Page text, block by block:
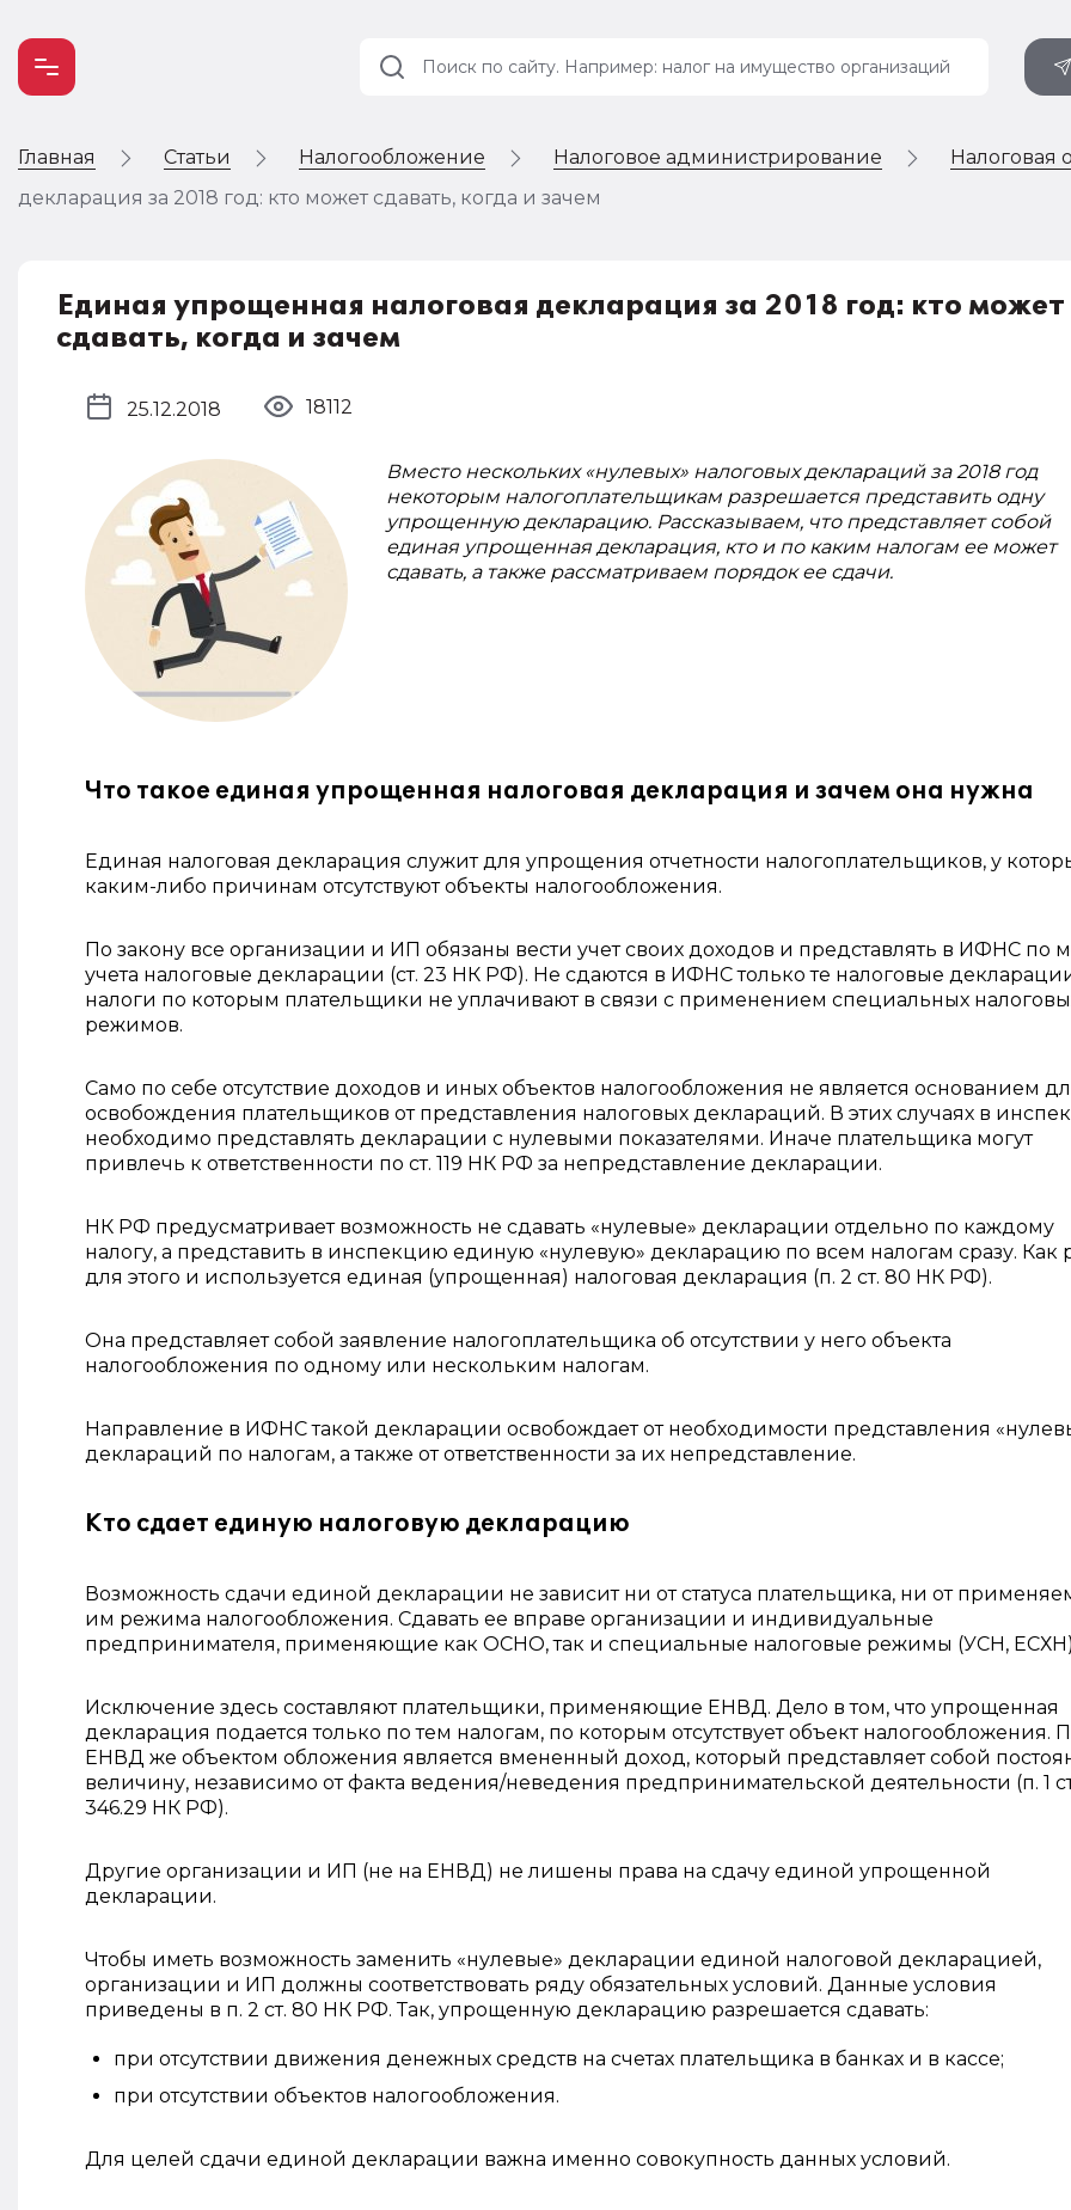
Главная Статьи Налогообложение Налоговое администрирование Налоговая
декларация за 2018 год: кто может сдавать, когда и зачем
Единая упрощенная налоговая декларация за 2018 год: кто может
сдавать, когда и зачем
25.12.2018 18112
Вместо нескольких «нулевых» налоговых деклараций за 2018 год
некоторым налогоплательщикам разрешается представить одну
упрощенную декларацию. Рассказываем, что представляет собой
единая упрощенная декларация, кто и по каким налогам ее может
сдавать, а также рассматриваем порядок ее сдачи.
Что такое единая упрощенная налоговая декларация и зачем она нужна
Единая налоговая декларация служит для упрощения отчетности налогоплательщиков, у
каким-либо причинам отсутствуют объекты налогообложения.
По закону все организации и ИП обязаны вести учет своих доходов и представлять в ИФНС по
учета налоговые декларации (ст. 23 НК РФ). Не сдаются в ИФНС только те налоговые
налоги по которым плательщики не уплачивают в связи с применением специальных
режимов.
Само по себе отсутствие доходов и иных объектов налогообложения не является основанием
освобождения плательщиков от представления налоговых деклараций. В этих случаях в
необходимо представлять декларации с нулевыми показателями. Иначе плательщика могут
привлечь к ответственности по ст. 119 НК РФ за непредставление декларации.
НК РФ предусматривает возможность не сдавать «нулевые» декларации отдельно по каждому
налогу, а представить в инспекцию единую «нулевую» декларацию по всем налогам сразу. Как
для этого и используется единая (упрощенная) налоговая декларация (п. 2 ст. 80 НК РФ).
Она представляет собой заявление налогоплательщика об отсутствии у него объекта
налогообложения по одному или нескольким налогам.
Направление в ИФНС такой декларации освобождает от необходимости представления
деклараций по налогам, а также от ответственности за их непредставление.
Кто сдает единую налоговую декларацию
Возможность сдачи единой декларации не зависит ни от статуса плательщика, ни от
им режима налогообложения. Сдавать ее вправе организации и индивидуальные
предпринимателя, применяющие как ОСНО, так и специальные налоговые режимы (УСН,
Исключение здесь составляют плательщики, применяющие ЕНВД. Дело в том, что упрощенная
декларация подается только по тем налогам, по которым отсутствует объект налогообложения.
ЕНВД же объектом обложения является вмененный доход, который представляет собой
величину, независимо от факта ведения/неведения предпринимательской деятельности (п. 1
346.29 НК РФ).
Другие организации и ИП (не на ЕНВД) не лишены права на сдачу единой упрощенной
декларации.
Чтобы иметь возможность заменить «нулевые» декларации единой налоговой декларацией,
организации и ИП должны соответствовать ряду обязательных условий. Данные условия
приведены в п. 2 ст. 80 НК РФ. Так, упрощенную декларацию разрешается сдавать:
при отсутствии движения денежных средств на счетах плательщика в банках и в кассе;
при отсутствии объектов налогообложения.
Для целей сдачи единой декларации важна именно совокупность данных условий.
Учет и
налогообложение